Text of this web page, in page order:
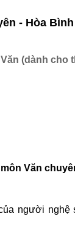
- Hòa Bình
(dành
Văn
người